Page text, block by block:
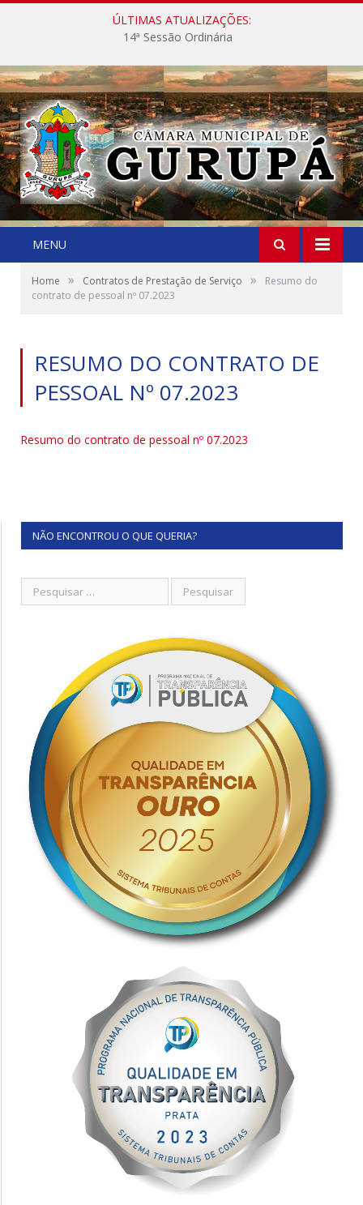
ÚLTIMAS ATUALIZAÇÕES:
14ª Sessão Ordinária
MENU
Home » Contratos de Prestação de Serviço »
Resumo do
contrato de pessoal nº 07.2023
RESUMO DO CONTRATO DE
PESSOAL Nº 07.2023
Resumo do contrato de pessoal nº 07.2023
NÃO ENCONTROU O QUE QUERIA?